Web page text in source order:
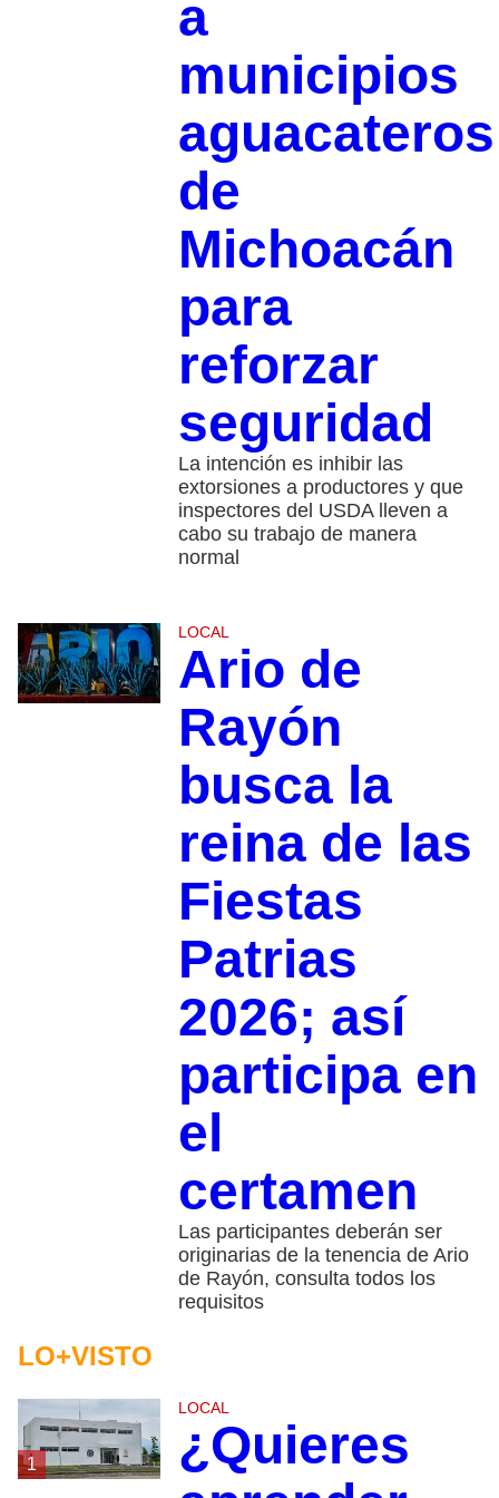
a
municipios
aguacateros
de
Michoacán
para
reforzar
seguridad
La intención es inhibir las
extorsiones a productores y que
inspectores del USDA lleven a
cabo su trabajo de manera
normal
LOCAL
Ario de
Rayón
busca la
reina de las
Fiestas
Patrias
2026; así
participa en
el
certamen
Las participantes deberán ser
originarias de la tenencia de Ario
de Rayón, consulta todos los
requisitos
LO+VISTO
1
LOCAL
¿Quieres